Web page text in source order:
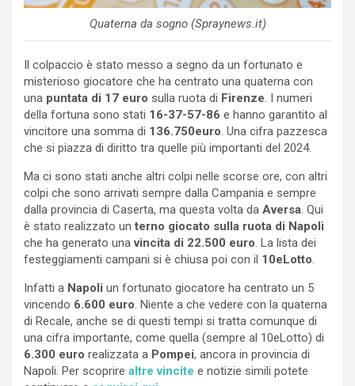
Quaterna da sogno (Spraynews.it)
Il colpaccio è stato messo a segno da un fortunato e
misterioso giocatore che ha centrato una quaterna con
una puntata di 17 euro sulla ruota di Firenze. I numeri
della fortuna sono stati 16-37-57-86 e hanno garantito al
vincitore una somma di 136.750euro. Una cifra pazzesca
che si piazza di diritto tra quelle più importanti del 2024.
Ma ci sono stati anche altri colpi nelle scorse ore, con altri
colpi che sono arrivati sempre dalla Campania e sempre
dalla provincia di Caserta, ma questa volta da Aversa. Qui
è stato realizzato unterno giocato sulla ruota di Napoli
che ha generato unavincita di 22.500 euro. La lista dei
festeggiamenti campani si è chiusa poi con il 10eLotto.
Infatti a Napoli un fortunato giocatore ha centrato un 5
vincendo 6.600 euro. Niente a che vedere con la quaterna
di Recale, anche se di questi tempi si tratta comunque di
una cifra importante, come quella (sempre al 10eLotto) di
6.300 euro realizzata a Pompei, ancora in provincia di
Napoli. Per scoprire altre vincite e notizie simili potete